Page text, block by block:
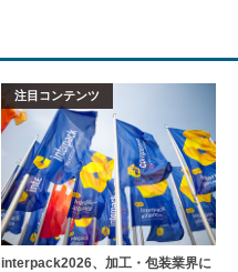
注目コンテンツ
interpack2026、加工・包装業界に